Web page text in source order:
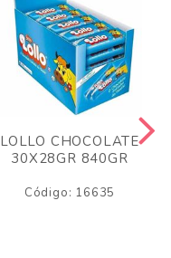
LOLLO CHOCOLATE
30X28GR 840GR
Código: 16635